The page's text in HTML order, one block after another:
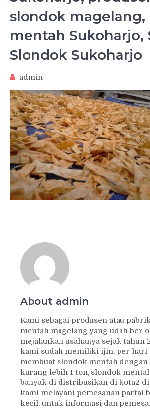
slondok magelang,
mentah Sukoharjo,
Slondok Sukoharjo
admin
About admin
Kami sebagai produsen atau
mentah magelang yang udah ber
mejalankan usahanya sejak tahun
kami sudah memiliki ijin, per hari
membuat slondok mentah dengan
kurang lebih 1 ton, slondok
banyak di distribusikan di kota2 di
kami melayani pemesanan partai
kecil, untuk informasi dan